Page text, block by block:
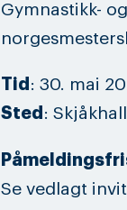
Gymnastikk-
Tid : 30. mai
Sted :
Se vedlagt